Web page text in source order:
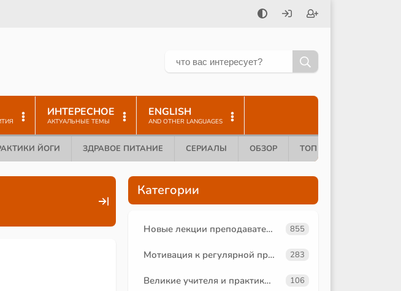
ИНТЕРЕСНОЕ
АКТУАЛЬНЫЕ ТЕМЫ
ENGLISH
AND OTHER LANGUAGES
ЙОГИ ЗДРАВОЕ ПИТАНИЕ СЕРИАЛЫ ОБЗОР ТОП 10
Категории
Новые лекции преподавателей 855
Мотивация к регулярной практике 283
Великие учителя и практики йоги 106